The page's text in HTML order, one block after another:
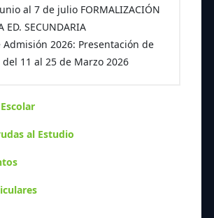
al 7 de julio FORMALIZACIÓN
ED. SECUNDARIA
Admisión 2026: Presentación de
11 al 25 de Marzo 2026
al Estudio